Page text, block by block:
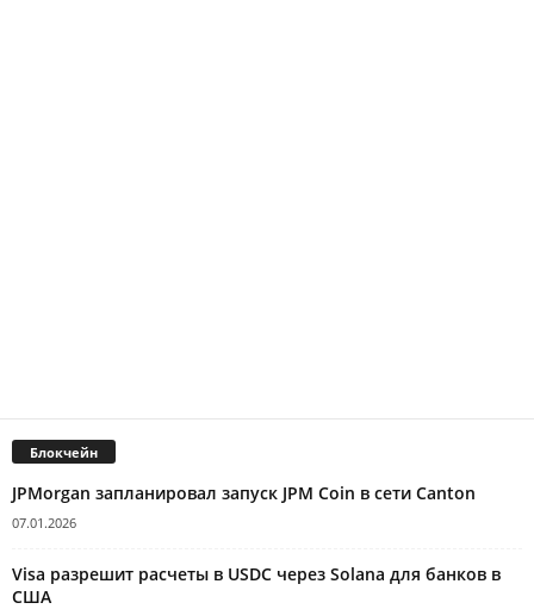
Блокчейн
JPMorgan запланировал запуск JPM Coin в сети Canton
07.01.2026
Visa разрешит расчеты в USDC через Solana для банков в
США